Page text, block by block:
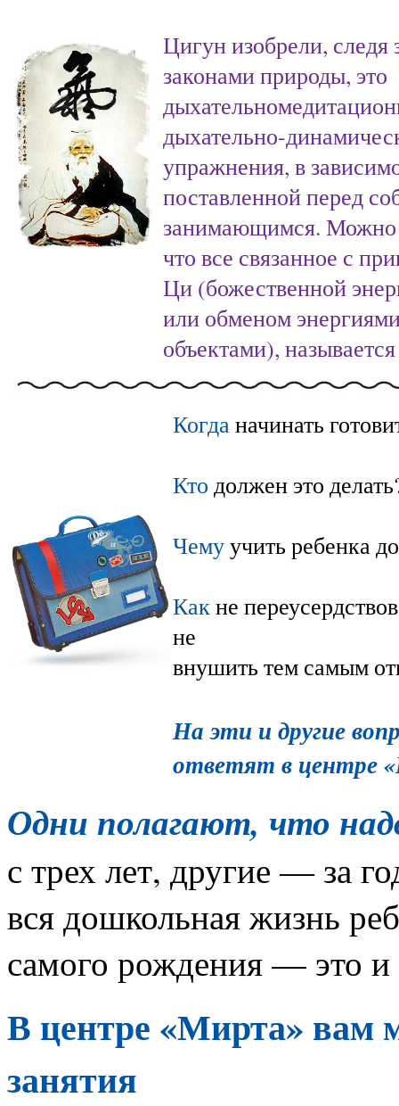
Цигун изобрели, следя
законами природы, это
дыхательно-
упражнения, в
поставленнойперед
занимающимся. Можно
что все связанное с
Ци (божественной
или обменом
объектами),
Когда начинать
Кто должен это
Чемуучить ребенка
Как не
не
внушить тем самым
На эти и другие
ответят в центре
Одни полагают, что
с трех лет, другие — за
вся дошкольная жизнь
самого рождения — это и
В центре «Мирта» вам
занятия